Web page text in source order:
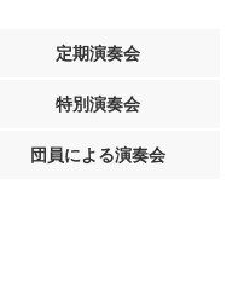
定期演奏会
特別演奏会
団員による演奏会